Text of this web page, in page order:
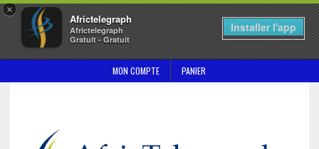
×
Africtelegraph
Africtelegraph
Gratuit - Gratuit
Installer l'app
MON COMPTE PANIER